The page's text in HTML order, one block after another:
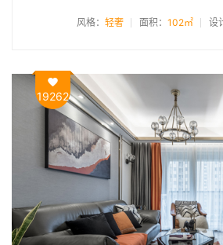
风格： 轻奢 面积： 102㎡ 设
19262